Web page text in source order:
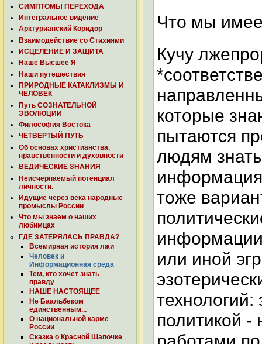
СИМПТОМЫ ПЕРЕХОДА
Интегральное видение
Арктурианский Коридор
Взаимодействие со Стихиями
ИСЦЕЛЕНИЕ И ЗАЩИТА
Наше Высшее Я
Наши путешествия
ПРИРОДНЫЕ КАТАКЛИЗМЫ И
ЧЕЛОВЕК
Путь СОЗНАТЕЛЬНОЙ
ЭВОЛЮЦИИ
Философия Востока
ЧЕТВЕРТЫЙ ПУТЬ
Об основах христианства,
нравственности и духовности
ВЕДИЧЕСКИЕ ЗНАНИЯ
Неисчерпаемый потенциал
личности.
Идущие через века народные
промыслы России
Что мы знаем о наших
любимцах
ГДЕ ЗАТЕРЯЛАСЬ ПРАВДА?
Всемирная история лжи
Человек и
Информационная среда
Тем, кто хочет знать
правду
НАШЕ НАСТОЯЩЕЕ
Не Баальбеком
единственным...
О национальной карме
России
Сказка о Красной Шапочке
Что мы
Кучу
которые
пытаются
людям
тоже
или иной
технологий:
политикой -